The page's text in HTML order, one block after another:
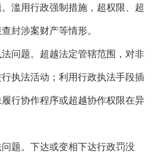
用行政强制措施，超权限、超
封涉案财产等情形。
法问题。超越法定管辖范围，对非
执法活动；利用行政执法手段插
履行协作程序或超越协作权限在异
问题。下达或变相下达行政罚没